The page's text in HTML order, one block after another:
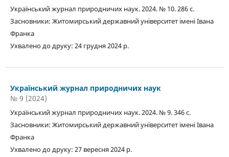
Український журнал природничих наук. 2024. № 10. 286 с.
Засновники: Житомирський державний університет імені Івана
Франка
Ухвалено до друку: 24 грудня 2024 р.
Український журнал природничих наук
№ 9 (2024)
Український журнал природничих наук. 2024. № 9. 346 с.
Засновники: Житомирський державний університет імені Івана
Франка
Ухвалено до друку: 27 вересня 2024 р.